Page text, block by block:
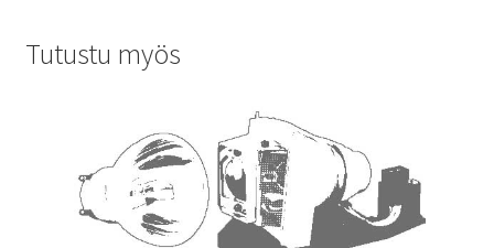
Tutustu myös